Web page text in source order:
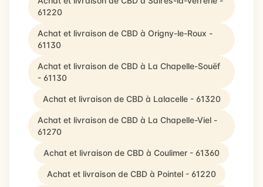
61220
Achat et livraison de CBD à Origny-le-Roux -
61130
Achat et livraison de CBD à La Chapelle-Souëf
- 61130
Achat et livraison de CBD à Lalacelle - 61320
Achat et livraison de CBD à La Chapelle-Viel -
61270
Achat et livraison de CBD à Coulimer - 61360
Achat et livraison de CBD à Pointel - 61220